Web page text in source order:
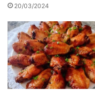
Calda de
1/2 xícara de leite
1 xícara de leite em pó
Uma caixa de leite
20/03/2024